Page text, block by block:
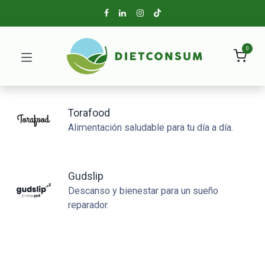
0
Torafood
Alimentación saludable para tu día a día.
Gudslip
Descanso y bienestar para un sueño
reparador.